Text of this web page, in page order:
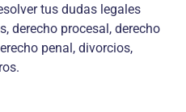
tus dudas legales
derecho procesal, derecho
penal, divorcios,